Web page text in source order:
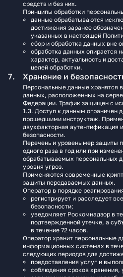
средств и без них.
Принципы обработки
данные обрабатываются
достижения заранее
указанных в настоящей
сбор и обработка данных вне
обработка данных опирается
характер, актуальность и
целей обработки.
Хранение и
Персональные данные хранятся
данных, расположенных на
Федерации. Трафик защищен с
1.3. Доступ к данным ограничен
прошедшими инструктаж.
двухфакторная аутентификация
безопасности.
Перечень и уровень мер защиты
одного раза в год или при
обрабатываемых персональных
уровня угроз.
Применяются современные
защиты передаваемых данных.
Оператор в порядке
регистрирует и расследует
безопасности;
уведомляет Роскомнадзор в
подтвержденной утечке, а
в течение 72 часов.
Оператор хранит персональные
информационных системах в
следующих периодов для
предоставления услуг и
соблюдения сроков хранения,